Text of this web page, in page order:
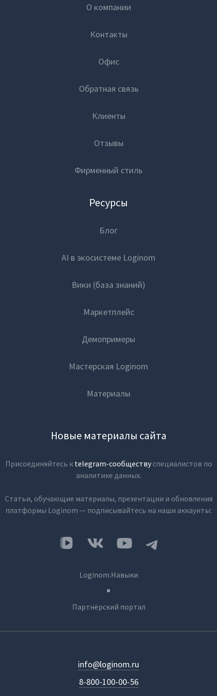
О компании
Контакты
Офис
Обратная связь
Клиенты
Отзывы
Фирменный стиль
Ресурсы
Блог
AI в экосистеме Loginom
Вики (база знаний)
Маркетплейс
Демопримеры
Мастерская Loginom
Материалы
Новые материалы сайта
Присоединяйтесь к telegram-сообществуспециалистов по
аналитике данных.
Статьи, обучающие материалы, презентации и обновления
платформы Loginom — подписывайтесь на наши аккаунты:
Loginom.Навыки
Партнёрский портал
8-800-100-00-56
info@loginom.ru